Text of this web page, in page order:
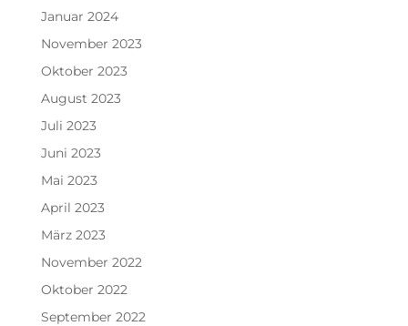
Januar 2024
November 2023
Oktober 2023
August 2023
Juli 2023
Juni 2023
Mai 2023
April 2023
März 2023
November 2022
Oktober 2022
September 2022